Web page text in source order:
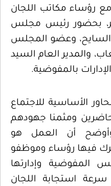
30 ابريل مع رؤساء مكاتب اللجان
بحضور رئيس مجلس
وعضو المجلس
والمدير العام السيد
بالمفوضية.
الأساسية للاجتماع
ومثمنا جهودهم
أن العمل هو
فيها رؤساء وموظفو
المفوضية وإدارتها
سرعة استجابة اللجان